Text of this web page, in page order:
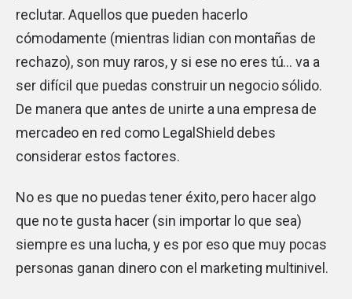
reclutar. Aquellos que pueden hacerlo
cómodamente (mientras lidian con montañas de
rechazo), son muy raros, y si ese no eres tú… va a
ser difícil que puedas construir un negocio sólido.
De manera que antes de unirte a una empresa de
mercadeo en red como LegalShield debes
considerar estos factores.
No es que no puedas tener éxito, pero hacer algo
que no te gusta hacer (sin importar lo que sea)
siempre es una lucha, y es por eso que muy pocas
personas ganan dinero con el marketing multinivel.